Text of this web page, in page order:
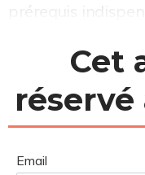
prérequis
Cet
Email